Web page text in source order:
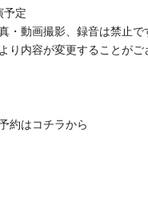
定
・動画撮影、録音は禁止で
り内容が変更することがご
約はコチラから